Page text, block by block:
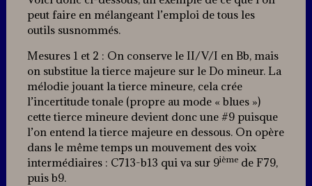
peut faire en mélangeant l’emploi de tous les
outils susnommés.
Mesures 1 et 2 : On conserve le II/V/I en Bb, mais
on substitue la tierce majeure sur le Do mineur. La
mélodie jouant la tierce mineure, cela crée
l’incertitude tonale (propre au mode « blues »)
cette tierce mineure devient donc une #9 puisque
l’on entend la tierce majeure en dessous. On opère
dans le même temps un mouvement des voix
intermédiaires : C713-b13 qui va sur 9ièmede F79,
puis b9.